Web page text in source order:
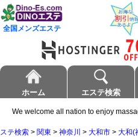
全国メンズエステ
ホーム エステ検索
We welcome all nation to enjoy
ステ検索 > 関東 > 神奈川 > 大和市 > 大和(